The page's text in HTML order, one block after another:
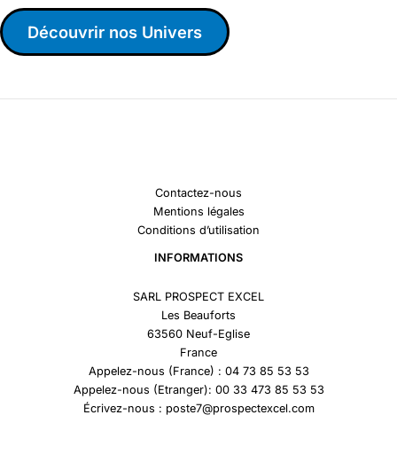
Découvrir nos Univers
Contactez-nous
Mentions légales
Conditions d’utilisation
INFORMATIONS
SARL PROSPECT EXCEL
Les Beauforts
63560 Neuf-Eglise
France
Appelez-nous (France) : 04 73 85 53 53
Appelez-nous (Etranger): 00 33 473 85 53 53
Écrivez-nous : poste7@prospectexcel.com